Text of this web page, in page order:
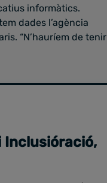
informàtics.
dades l’agència
“N’hauríem de tenir
Inclusióració,